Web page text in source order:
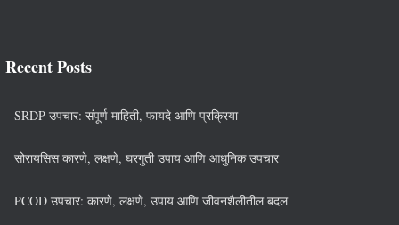
Recent Posts
SRDP उपचार: संपूर्ण माहिती, फायदे आणि प्रक्रिया
सोरायसिस कारणे, लक्षणे, घरगुती उपाय आणि आधुनिक उपचार
PCOD उपचार: कारणे, लक्षणे, उपाय आणि जीवनशैलीतील बदल